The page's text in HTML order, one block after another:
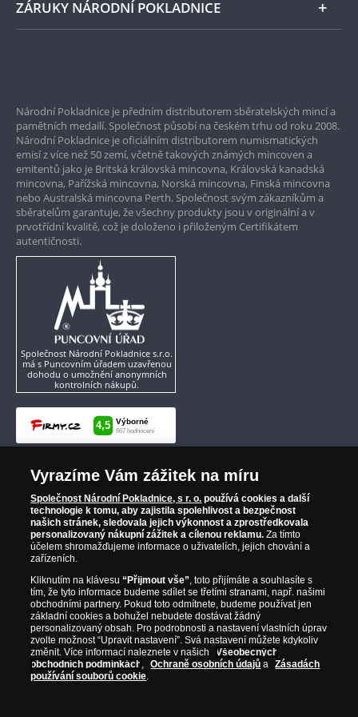
poválečnému stavu jediné mincovny u nás, té v
Kremnici. A tak první uvolněnou mincí do oběhu
do roku 1992. Československá koruna se tak
navzdory všemu, stala nejen pevnou měnou, ale
také symbolem státu a jeho suverenity.
ZÁRUKY NÁRODNÍ POKLADNICE
Garance nejvyšší kvality
Pouze originální produkty
Národní Pokladnice je předním distributorem sběratelských mincí a
pamětních medailí. Společnost působí na českém trhu od roku 2008.
Národní Pokladnice je oficiálním distributorem numismatických
emisí z více než 50 zemí, včetně takových známých mincoven a
emitentů jako je Britská královská mincovna, Královská kanadská
mincovna, Pařížská mincovna, Norská mincovna, Finská mincovna
nebo Australská mincovna Perth. Společnost svým zákazníkům a
sběratelům garantuje, že všechny produkty jsou v originální a v
prvotřídní kvalitě, což je doloženo i přiloženým Certifikátem
autentičnosti.
Společnost Národní Pokladnice s.r.o.
má s Puncovním úřadem uzavřenou
dohodu o umožnění anonymních
kontrolních nákupů.
Vyrazíme Vám zážitek na míru
Společnost Národní Pokladnice, s r. o. používá cookies a další
technologie k tomu, aby zajistila spolehlivost a bezpečnost
našich stránek, sledovala jejich výkonnost a zprostředkovala
personalizovaný nákupní zážitek a cílenou reklamu. Za tímto
účelem shromažďujeme informace o uživatelích, jejich chování a
zařízeních.
Kliknutím na klávesu“Přijmout vše”, toto přijímáte a souhlasíte s
tím, že tyto informace budeme sdílet se třetími stranami, např. našimi
obchodními partnery. Pokud toto odmítnete, budeme používat jen
základní cookies a bohužel nebudete dostávat žádný
personalizovaný obsah. Pro podrobnosti a nastavení vlastních úprav
zvolte možnost “Upravit nastavení”. Svá nastavení můžete kdykoliv
změnit. Více informací naleznete v našich
Všeobecných
obchodních podmínkách , Ochraně osobních údajů a
Zásadách
používání souborů cookie.